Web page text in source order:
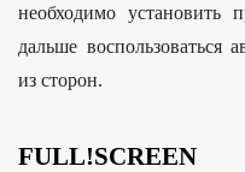
необходимо установить
дальше воспользоваться
из сторон.
FULL!SCREEN